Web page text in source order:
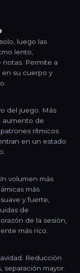
luego las
lento,
Permite a
en su cuerpo y
del juego. Más
aumento de
rítmicos
en un estado
volumen más
más
y fuerte,
de
de la sesión,
más rico.
Reducción
mayor.